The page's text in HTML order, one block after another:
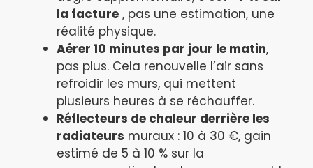
la facture , pas une estimation, une
réalité physique.
Aérer 10 minutes par jour le matin,
pas plus. Cela renouvelle l’air sans
refroidir les murs, qui mettent
plusieurs heures à se réchauffer.
Réflecteurs de chaleur derrière les
radiateurs muraux : 10 à 30 €, gain
estimé de 5 à 10 % sur la